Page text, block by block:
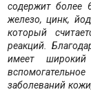
содержит более
железо, цинк,
который
реакций.
имеет
заболеваний